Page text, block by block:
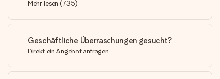
Mehr lesen (735)
Geschäftliche Überraschungen gesucht?
Direkt ein Angebot anfragen